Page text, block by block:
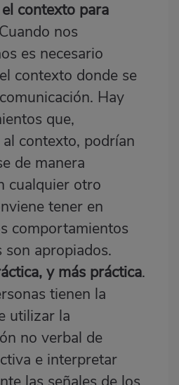
contexto para
nos
es necesario
contexto donde se
Hay
que,
contexto, podrían
de manera
cualquier otro
tener en
comportamientos
son apropiados.
y más práctica.
tienen la
utilizar la
no verbal de
e interpretar